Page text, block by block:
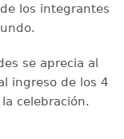
los integrantes
se aprecia al
ingreso de los 4
celebración.